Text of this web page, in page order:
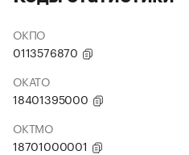
ОКПО
0113576870
ОКАТО
18401395000
ОКТМО
18701000001